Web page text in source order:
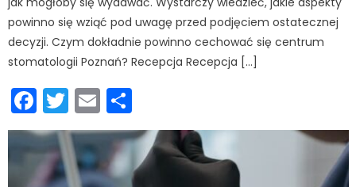
powinno się wziąć pod uwagę przed podjęciem ostatecznej
decyzji. Czym dokładnie powinno cechować się centrum
stomatologii Poznań? Recepcja Recepcja […]
Facebook
Twitter
Email
się